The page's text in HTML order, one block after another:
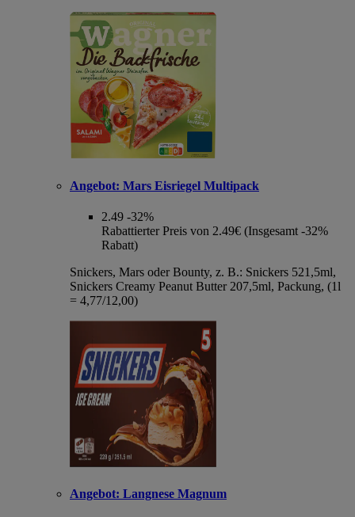
Angebot: Mars Eisriegel Multipack
2.49 -32%
Rabattierter Preis von 2.49€ (Insgesamt -32%
Rabatt)
Snickers, Mars oder Bounty, z. B.: Snickers 521,5ml,
Snickers Creamy Peanut Butter 207,5ml, Packung, (1l
= 4,77/12,00)
Angebot: Langnese Magnum